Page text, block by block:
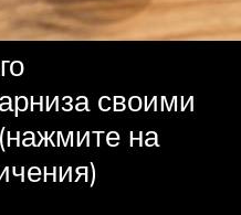
своими
на